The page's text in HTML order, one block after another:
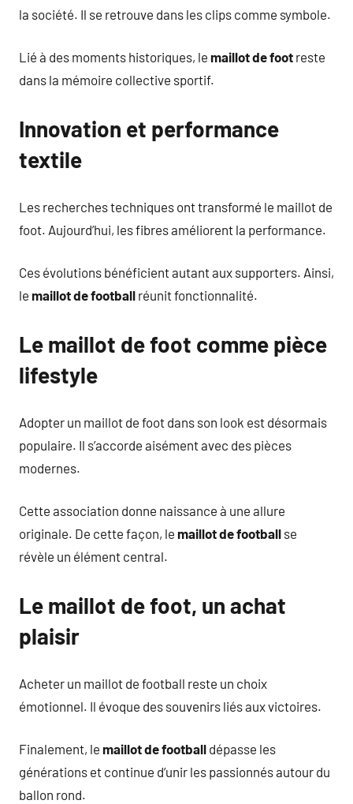
la société. Il se retrouve dans les clips comme symbole.
Lié à des moments historiques, le maillot de foot reste
dans la mémoire collective sportif.
Innovation et performance
textile
Les recherches techniques ont transformé le maillot de
foot. Aujourd’hui, les fibres améliorent la performance.
Ces évolutions bénéficient autant aux supporters. Ainsi,
le maillot de football réunit fonctionnalité.
Le maillot de foot comme pièce
lifestyle
Adopter un maillot de foot dans son look est désormais
populaire. Il s’accorde aisément avec des pièces
modernes.
Cette association donne naissance à une allure
originale. De cette façon, le maillot de football se
révèle un élément central.
Le maillot de foot, un achat
plaisir
Acheter un maillot de football reste un choix
émotionnel. Il évoque des souvenirs liés aux victoires.
Finalement, le maillot de football dépasse les
générations et continue d’unir les passionnés autour du
ballon rond.